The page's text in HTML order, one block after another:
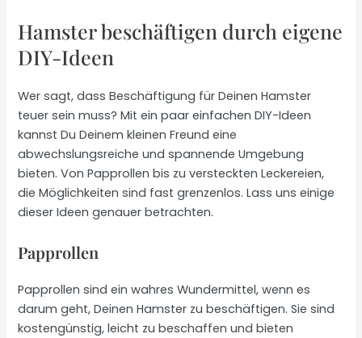
Hamster beschäftigen durch eigene
DIY-Ideen
Wer sagt, dass Beschäftigung für Deinen Hamster
teuer sein muss? Mit ein paar einfachen DIY-Ideen
kannst Du Deinem kleinen Freund eine
abwechslungsreiche und spannende Umgebung
bieten. Von Papprollen bis zu versteckten Leckereien,
die Möglichkeiten sind fast grenzenlos. Lass uns einige
dieser Ideen genauer betrachten.
Papprollen
Papprollen sind ein wahres Wundermittel, wenn es
darum geht, Deinen Hamster zu beschäftigen. Sie sind
kostengünstig, leicht zu beschaffen und bieten